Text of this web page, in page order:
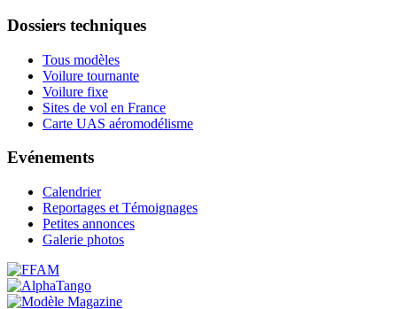
Dossiers techniques
Tous modèles
Voilure tournante
Voilure fixe
Sites de vol en France
Carte UAS aéromodélisme
Evénements
Calendrier
Reportages et Témoignages
Petites annonces
Galerie photos